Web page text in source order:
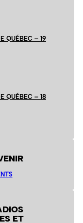
QUÉBEC – 19
QUÉBEC – 18
ET